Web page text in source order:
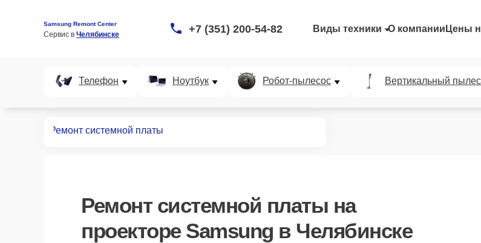
Samsung Remont Center
Сервис в Челябинске +7 (351) 200-54-82 Виды техники О компании Цены
Телефон Ноутбук Робот-пылесос Вертикальный
Ремонт системной платы
Ремонт системной платы на
проекторе Samsung в Челябинске